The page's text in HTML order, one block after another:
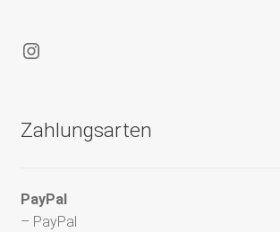
Instagram
Zahlungsarten
PayPal
– PayPal